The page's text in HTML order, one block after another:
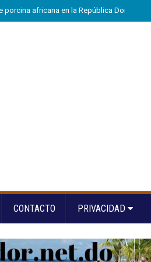
africana en la República Dominicana
CONTACTO PRIVACIDAD